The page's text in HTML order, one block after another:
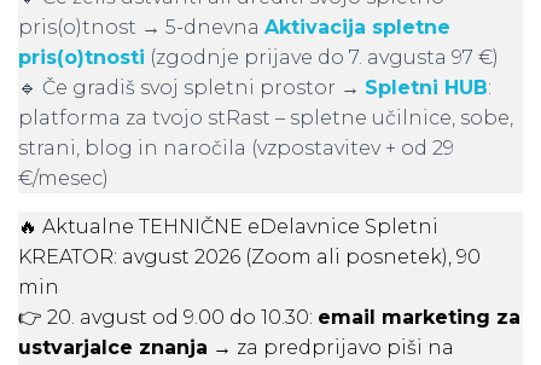
pris(o)tnost → 5-dnevna Aktivacija spletne
pris(o)tnosti (zgodnje prijave do 7. avgusta 97 €)
🔹 Če gradiš svoj spletni prostor → Spletni HUB:
platforma za tvojo stRast – spletne učilnice, sobe,
strani, blog in naročila (vzpostavitev + od 29
€/mesec)
🔥 Aktualne TEHNIČNE eDelavnice Spletni
KREATOR: avgust 2026 (Zoom ali posnetek), 90
min
👉 20. avgust od 9.00 do 10.30: email marketing za
ustvarjalce znanja → za predprijavo piši na